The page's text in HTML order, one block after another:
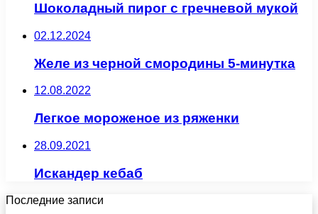
Шоколадный пирог с гречневой мукой
02.12.2024
Желе из черной смородины 5-минутка
12.08.2022
Легкое мороженое из ряженки
28.09.2021
Искандер кебаб
Последние записи